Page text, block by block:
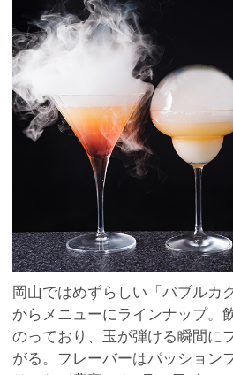
岡山ではめずらしい「バブルカ
からメニューにラインナップ。
のっており、玉が弾ける瞬間に
がる。フレーバーはパッション